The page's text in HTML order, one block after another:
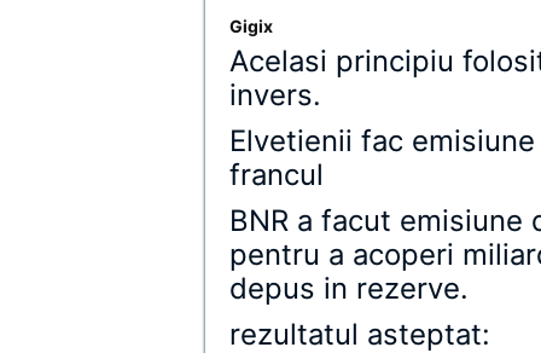
Gigix
Acelasi principiu
invers.
Elvetienii fac
francul
BNR a facut emisiune
pentru a acoperi
depus in rezerve.
rezultatul asteptat: